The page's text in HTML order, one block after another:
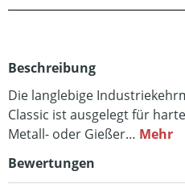
Beschreibung
Die langlebige
Classic ist ausgelegt für
Metall- oder Gießer… Mehr
Bewertungen